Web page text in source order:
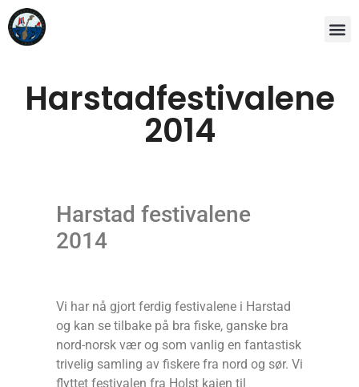
Harstadfestivalene
2014
Harstad festivalene
2014
Vi har nå gjort ferdig festivalene i Harstad
og kan se tilbake på bra fiske, ganske bra
nord-norsk vær og som vanlig en fantastisk
trivelig samling av fiskere fra nord og sør. Vi
flyttet festivalen fra Holst kaien til